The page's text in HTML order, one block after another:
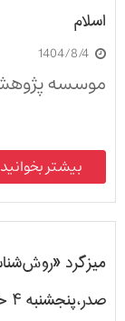
اسلام
1404/8/4
موسسه
بیشتر بخوانید
میزگرد